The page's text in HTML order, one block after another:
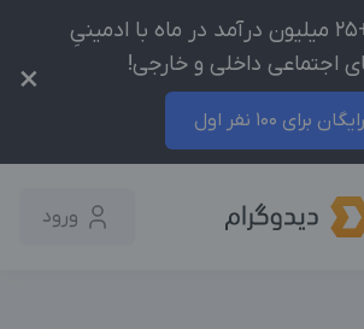
وبینار رایگان: +25 میلیون درآمد در ماه با ادمینیِ
اجتماعی داخلی و خارجی!
رایگان برای 100 نفر اول
×
ورود